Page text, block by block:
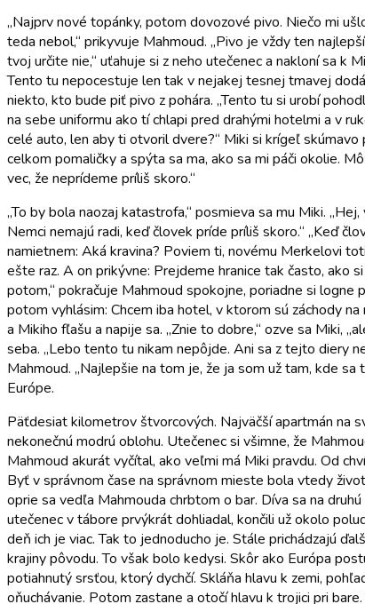
„Najprv nové topánky, potom dovozové pivo. Niečo mi
teda nebol,“ prikyvuje Mahmoud. „Pivo je vždy ten
tvoj určite nie,“ uťahuje si z neho utečenec a nakloní sa k
Tento tu nepocestuje len tak v nejakej tesnej tmavej
niekto, kto bude piť pivo z pohára. „Tento tu si urobí
na sebe uniformu ako tí chlapi pred drahými hotelmi a v
celé auto, len aby ti otvoril dvere?“ Miki si krígeľ
celkom pomaličky a spýta sa ma, ako sa mi páči okolie.
vec, že neprídeme príliš skoro.“
„To by bola naozaj katastrofa,“ posmieva sa mu Miki.
Nemci nemajú radi, keď človek príde príliš skoro.“ „Keď
namietnem: Aká kravina? Poviem ti, novému Merkelovi
ešte raz. A on prikývne: Prejdeme hranice tak často, ako
potom,“ pokračuje Mahmoud spokojne, poriadne si
potom vyhlásim: Chcem iba hotel, v ktorom sú záchody
a Mikiho fľašu a napije sa. „Znie to dobre,“ ozve sa Miki,
seba. „Lebo tento tu nikam nepôjde. Ani sa z tejto diery
Mahmoud. „Najlepšie na tom je, že ja som už tam, kde
Európe.
Päťdesiat kilometrov štvorcových. Najväčší apartmán na
nekonečnú modrú oblohu. Utečenec si všimne, že
Mahmoud akurát vyčítal, ako veľmi má Miki pravdu. Od
Byť v správnom čase na správnom mieste bola vtedy
oprie sa vedľa Mahmouda chrbtom o bar. Díva sa na
utečenec v tábore prvýkrát dohliadal, končili už okolo
deň ich je viac. Tak to jednoducho je. Stále prichádzajú
krajiny pôvodu. To však bolo kedysi. Skôr ako Európa
potiahnutý srsťou, ktorý dychčí. Skláňa hlavu k zemi,
oňuchávanie. Potom zastane a otočí hlavu k trojici pri